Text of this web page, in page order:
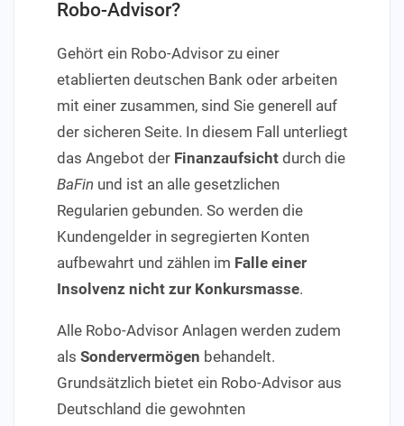
Robo-Advisor?
Gehört ein Robo-Advisor zu einer
etablierten deutschen Bank oder arbeiten
mit einer zusammen, sind Sie generell auf
der sicheren Seite. In diesem Fall unterliegt
das Angebot der Finanzaufsichtdurch die
BaFin und ist an alle gesetzlichen
Regularien gebunden. So werden die
Kundengelder in segregierten Konten
aufbewahrt und zählen im Falle einer
Insolvenz nicht zur Konkursmasse.
Alle Robo-Advisor Anlagen werden zudem
als Sondervermögen behandelt.
Grundsätzlich bietet ein Robo-Advisor aus
Deutschland die gewohnten